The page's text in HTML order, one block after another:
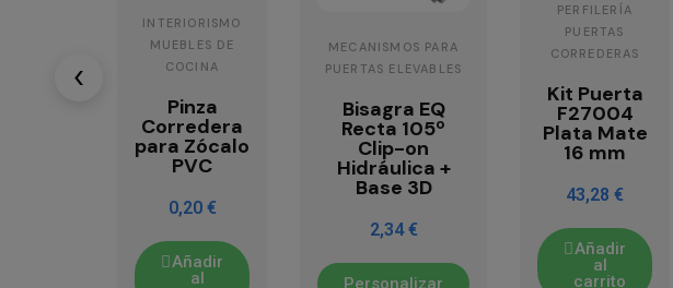
‹
INTERIORISMO
MUEBLES DE
COCINA
Pinza
Corredera
para Zócalo
PVC
0,20 €
Añadir
al
MECANISMOS PARA
PUERTAS ELEVABLES
Bisagra EQ
Recta 105º
Clip-on
Hidráulica +
Base 3D
2,34 €
Personalizar
PERFILERÍA
PUERTAS
CORREDERAS
Kit Puerta
F27004
Plata Mate
16 mm
43,28 €
Añadir
al
carrito